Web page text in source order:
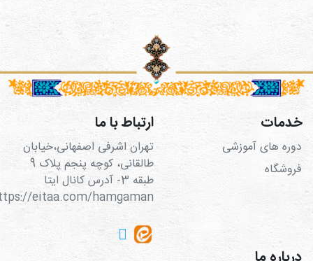
خدمات
دوره های آموزشی
فروشگاه
ارتباط با ما
تهران اشرفی اصفهانی،خیابان
طالقانی، کوچه پنجم پلاک 9
طبقه 3- آدرس کانال ایتا
https://eitaa.com/hamgaman